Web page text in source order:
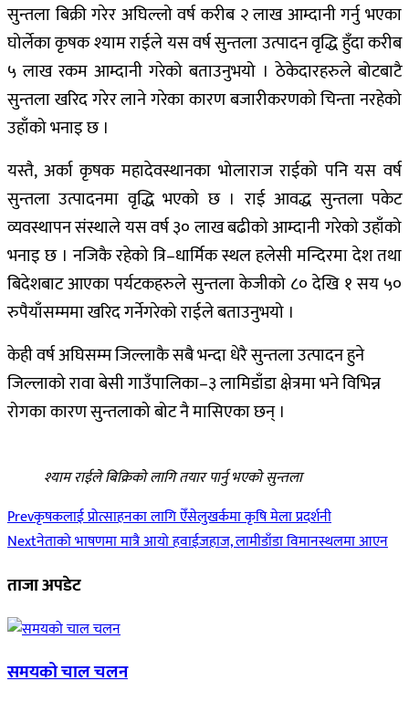
सुन्तला बिक्री गरेर अघिल्लो वर्ष करीब २ लाख आम्दानी गर्नु भएका
घोर्लेका कृषक श्याम राईले यस वर्ष सुन्तला उत्पादन वृद्धि हुँदा करीब
५ लाख रकम आम्दानी गरेको बताउनुभयो । ठेकेदारहरुले बोटबाटै
सुन्तला खरिद गरेर लाने गरेका कारण बजारीकरणको चिन्ता नरहेको
उहाँको भनाइ छ ।
यस्तै, अर्का कृषक महादेवस्थानका भोलाराज राईको पनि यस वर्ष
सुन्तला उत्पादनमा वृद्धि भएको छ । राई आवद्ध सुन्तला पकेट
व्यवस्थापन संस्थाले यस वर्ष ३० लाख बढीको आम्दानी गरेको उहाँको
भनाइ छ । नजिकै रहेको त्रि–धार्मिक स्थल हलेसी मन्दिरमा देश तथा
बिदेशबाट आएका पर्यटकहरुले सुन्तला केजीको ८० देखि १ सय ५०
रुपैयाँसम्ममा खरिद गर्नेगरेको राईले बताउनुभयो ।
केही वर्ष अघिसम्म जिल्लाकै सबै भन्दा धेरै सुन्तला उत्पादन हुने
जिल्लाको रावा बेसी गाउँपालिका–३ लामिडाँडा क्षेत्रमा भने विभिन्न
रोगका कारण सुन्तलाको बोट नै मासिएका छन् ।
श्याम राईले बिक्रिको लागि तयार पार्नु भएको सुन्तला
Prevकृषकलाई प्रोत्साहनका लागि ऐँसेलुखर्कमा कृषि मेला प्रदर्शनी
Nextनेताको भाषणमा मात्रै आयो हवाईजहाज, लामीडाँडा विमानस्थलमा आएन
ताजा अपडेट
समयको चाल चलन